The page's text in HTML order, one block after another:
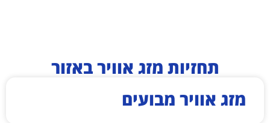
תחזיות מזג אוויר באזור
מזג אוויר מבועים